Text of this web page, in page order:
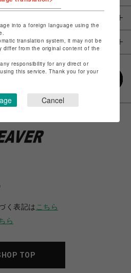
く表記は こちら
ら
TOP
into a foreign language using the
translation system, it may not be
differ from the original content of the
responsibility for any direct or
this service. Thank you for your
Cancel